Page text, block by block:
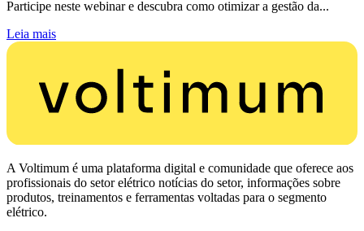
Participe neste webinar e descubra como otimizar a gestão da...
Leia mais
A Voltimum é uma plataforma digital e comunidade que oferece aos
profissionais do setor elétrico notícias do setor, informações sobre
produtos, treinamentos e ferramentas voltadas para o segmento
elétrico.